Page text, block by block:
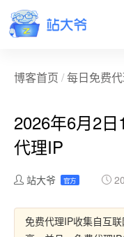
博客首页 /每日免费
2026年6月2
代理IP
站大爷 官方
免费代理IP收集自互